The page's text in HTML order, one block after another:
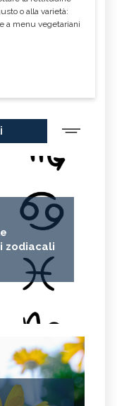
o alla varietà:
a menu vegetariani
zodiacali